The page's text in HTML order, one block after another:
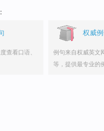
查看口语、
权威
例句来自权威英文
等，提供最专业的